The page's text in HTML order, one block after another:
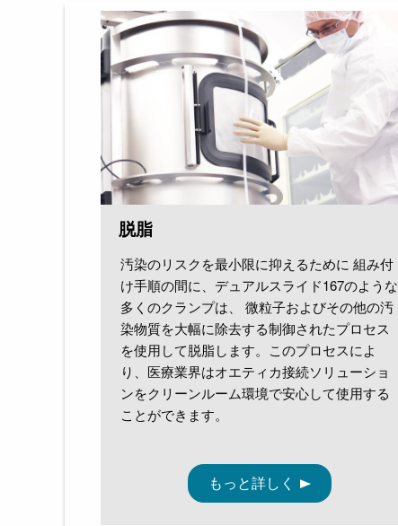
脱脂
汚染のリスクを最小限に抑えるために 組み付
け手順の間に、デュアルスライド167のような
多くのクランプは、 微粒子およびその他の汚
染物質を大幅に除去する制御されたプロセス
を使用して脱脂します。このプロセスによ
り、医療業界はオエティカ接続ソリューショ
ンをクリーンルーム環境で安心して使用する
ことができます。
もっと詳しく